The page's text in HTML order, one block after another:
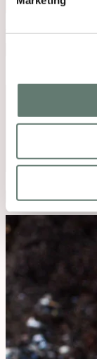
Websted